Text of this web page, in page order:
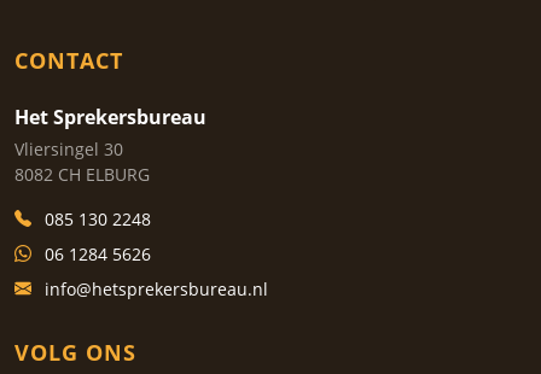
CONTACT
Het Sprekersbureau
Vliersingel 30
8082 CH ELBURG
085 130 2248
06 1284 5626
info@hetsprekersbureau.nl
VOLG ONS